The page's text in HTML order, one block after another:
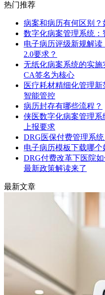
热门推荐
病案和病历有何区别？
数字化病案管理系统
电子病历评级新规解
2.0要求？
无纸化病案系统的实
CA签名为核心
医疗耗材精细化管理
智能管控
病历封存有哪些流程？
侠医数字化病案管理
上报要求
DRG医保付费管理系
电子病历模板下载哪
DRG付费改革下医院
最新政策解读来了
最新文章